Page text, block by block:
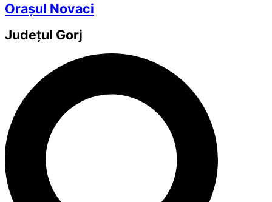
Orașul Novaci
Județul Gorj